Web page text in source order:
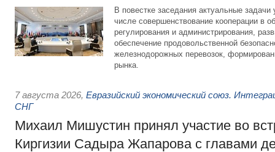
В повестке заседания актуальные задачи
числе совершенствование кооперации в
регулирования и администрирования,
обеспечение продовольственной
железнодорожных перевозок,
рынка.
7 августа 2026, Евразийский экономический союз.
СНГ
Михаил Мишустин принял участие во
Киргизии Садыра Жапарова с главами